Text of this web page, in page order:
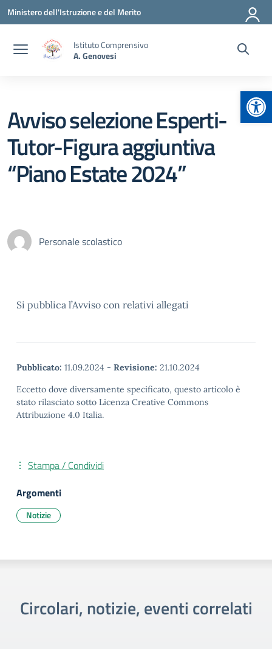
Vai ai contenuti
Vai al menu di navigazione
Vai al footer
Ministero dell'Istruzione e del Merito
Istituto Comprensivo
A. Genovesi
Avviso selezione Esperti-
Tutor-Figura aggiuntiva
“Piano Estate 2024”
Personale scolastico
Si pubblica l’Avviso con relativi allegati
Pubblicato: 11.09.2024 - Revisione: 21.10.2024
Eccetto dove diversamente specificato, questo articolo è
stato rilasciato sotto Licenza Creative Commons
Attribuzione 4.0 Italia.
Stampa / Condividi
Argomenti
Notizie
Circolari, notizie, eventi correlati